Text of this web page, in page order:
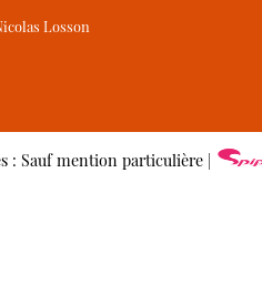
Losson
: Sauf mention particulière |